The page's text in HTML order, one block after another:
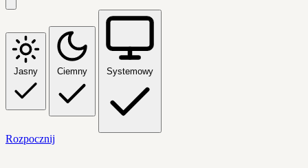
Jasny Ciemny Systemowy
Rozpocznij